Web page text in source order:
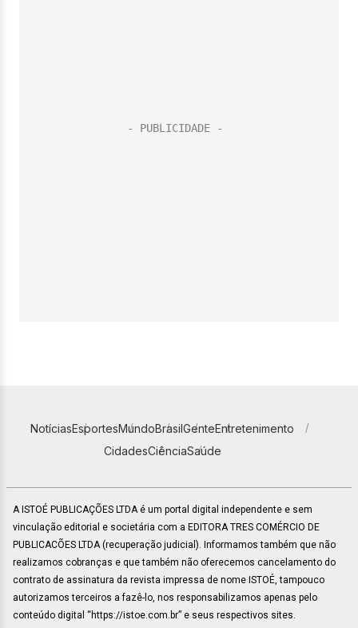
NotíciasEsportesMundoBrasilGenteEntretenimento
CidadesCiênciaSaúde
A ISTOÉ PUBLICAÇÕES LTDA é um portal digital independente e sem
vinculação editorial e societária com a EDITORA TRES COMÉRCIO DE
PUBLICACÕES LTDA (recuperação judicial). Informamos também que não
realizamos cobranças e que também não oferecemos cancelamento do
contrato de assinatura da revista impressa de nome ISTOÉ, tampouco
autorizamos terceiros a fazê-lo, nos responsabilizamos apenas pelo
conteúdo digital “https://istoe.com.br” e seus respectivos sites.